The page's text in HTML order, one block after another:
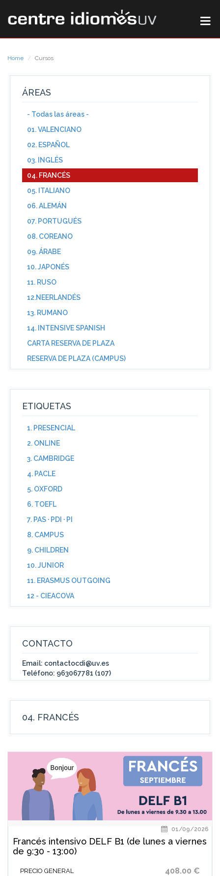
Home Cursos
ÁREAS
- Todas las áreas -
01. VALENCIANO
02. ESPAÑOL
03. INGLÉS
04. FRANCÉS
05. ITALIANO
06. ALEMÁN
07. PORTUGUÉS
08. COREANO
09. ÁRABE
10. JAPONÉS
11. RUSO
12.NEERLANDÉS
13. RUMANO
14. INTENSIVE SPANISH
CARTA RESERVA DE PLAZA
RESERVA DE PLAZA (CAMPUS)
ETIQUETAS
1. PRESENCIAL
2. ONLINE
3. CAMBRIDGE
4. PACLE
5. OXFORD
6. TOEFL
7. PAS · PDI · PI
8. CAMPUS
9. CHILDREN
10. JUNIOR
11. ERASMUS OUTGOING
12 - CIEACOVA
CONTACTO
Email: contactocdi@uv.es
Teléfono: 963067781 (107)
04. FRANCÉS
01/09/2026
Francés intensivo DELF B1 (de lunes a viernes
de 9:30 - 13:00)
PRECIO GENERAL 408.00 €